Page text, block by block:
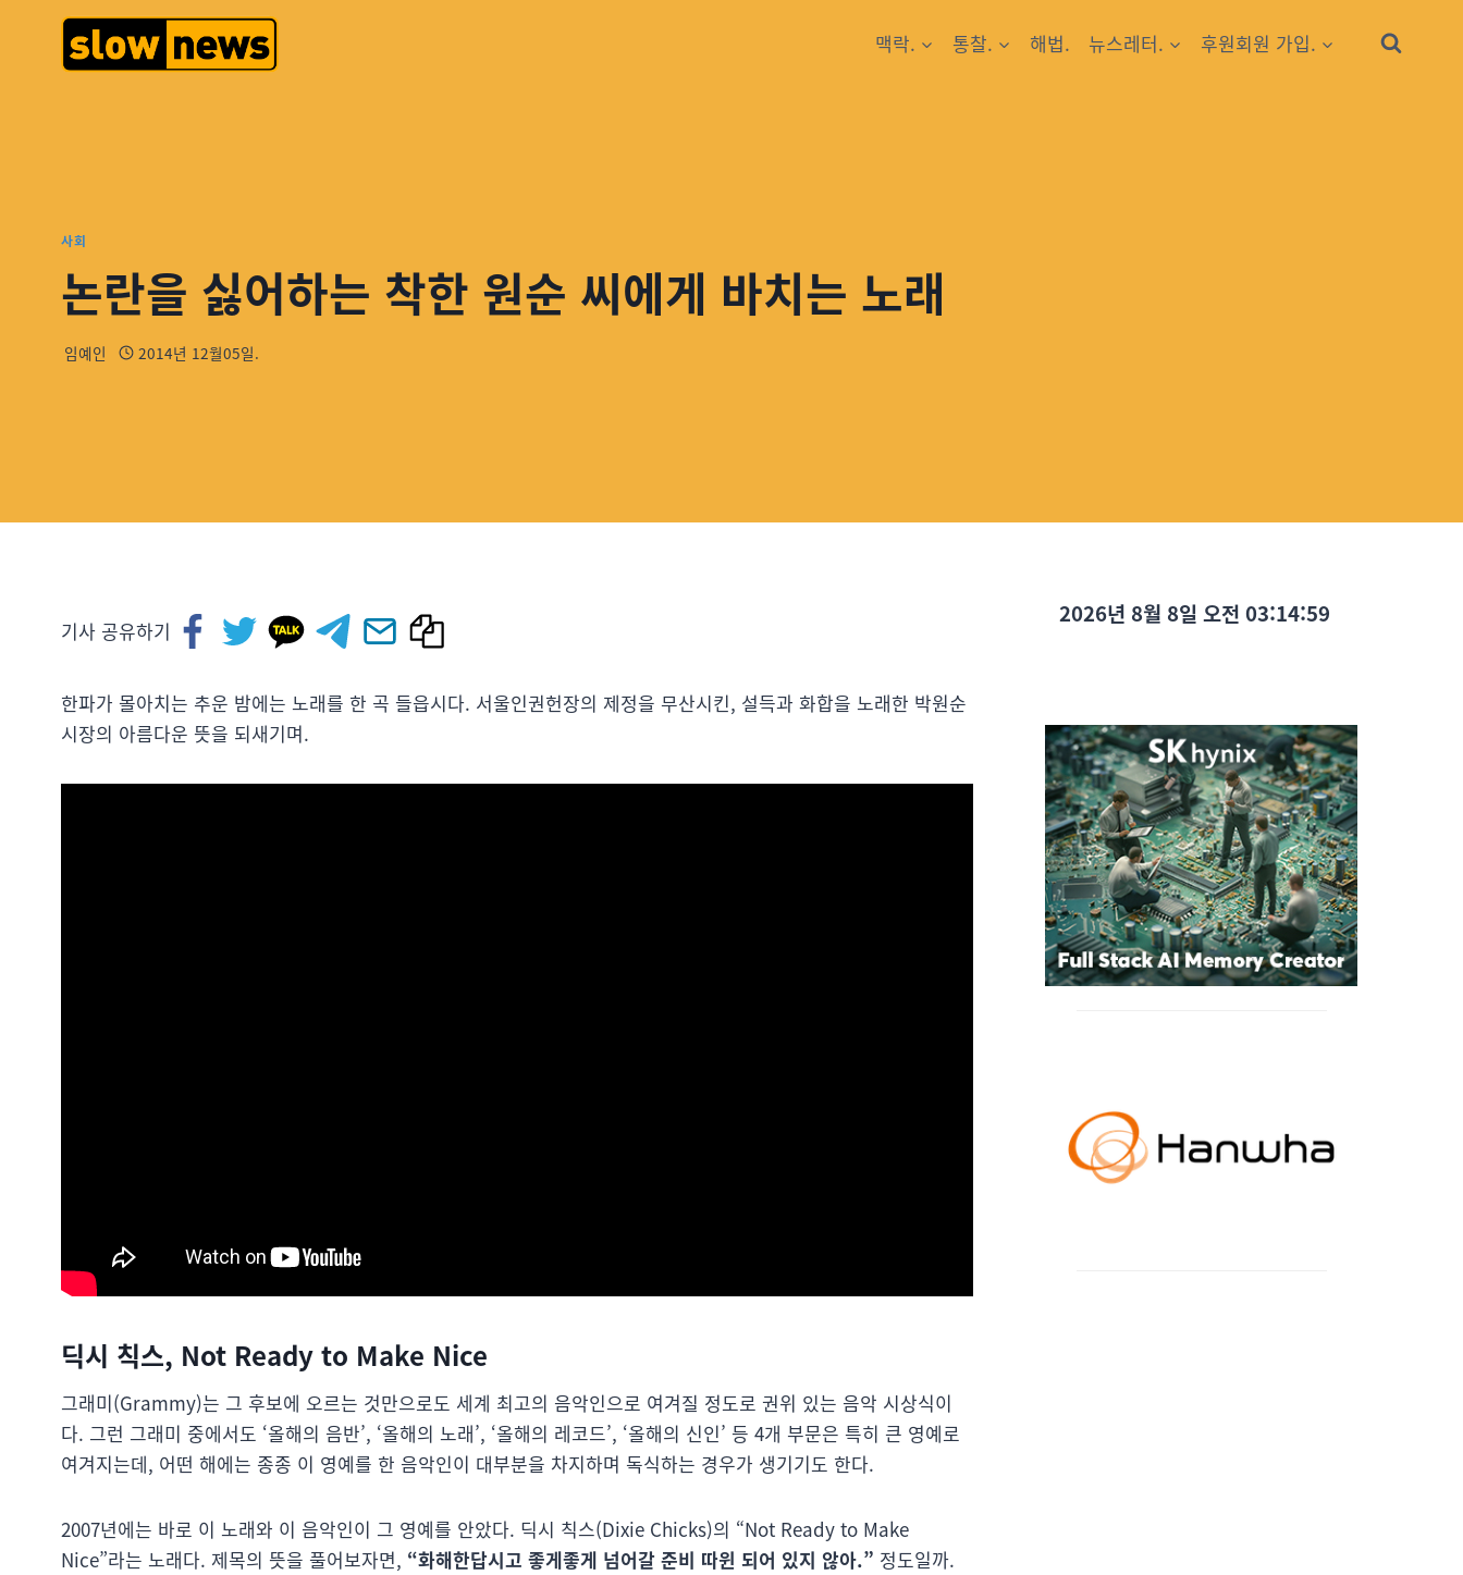
맥락. 통찰. 해법. 뉴스레터. 후원회원 가입.
사회
논란을 싫어하는 착한 원순 씨에게 바치는 노래
임예인 2014년 12월05일.
기사 공유하기
한파가 몰아치는 추운 밤에는 노래를 한 곡 들읍시다. 서울인권헌장의 제정을 무산시킨, 설득과 화합을 노래한 박원순
시장의 아름다운 뜻을 되새기며.
딕시 칙스, Not Ready to Make Nice
그래미(Grammy)는 그 후보에 오르는 것만으로도 세계 최고의 음악인으로 여겨질 정도로 권위 있는 음악 시상식이
다. 그런 그래미 중에서도 ‘올해의 음반’, ‘올해의 노래’, ‘올해의 레코드’, ‘올해의 신인’ 등 4개 부문은 특히 큰 영예로
여겨지는데, 어떤 해에는 종종 이 영예를 한 음악인이 대부분을 차지하며 독식하는 경우가 생기기도 한다.
2007년에는 바로 이 노래와 이 음악인이 그 영예를 안았다. 딕시 칙스(Dixie Chicks)의 “Not Ready to Make
Nice”라는 노래다. 제목의 뜻을 풀어보자면, “화해한답시고 좋게좋게 넘어갈 준비 따윈 되어 있지 않아.” 정도일까.
2026년 8월 8일 오전 03:15:00